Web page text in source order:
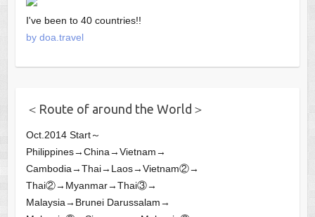
I've been to 40 countries!!
by doa.travel
＜Route of around the World＞
Oct.2014 Start～
Philippines→China→Vietnam→
Cambodia→Thai→Laos→Vietnam②→
Thai②→Myanmar→Thai③→
Malaysia→Brunei Darussalam→